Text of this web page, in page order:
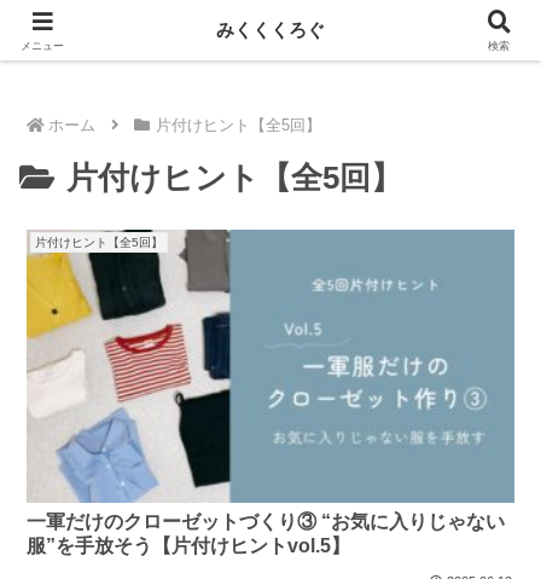
新しい記事はnoteに投稿しています！
ホーム 片付けヒント【全5回】
片付けヒント【全5回】
片付けヒント【全5回】
一軍だけのクローゼットづくり③ “お気に入りじゃない
服”を手放そう【片付けヒントvol.5】
メニュー
みくくくろぐ
検索